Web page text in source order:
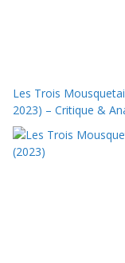
Les Trois
2023) – Critique &